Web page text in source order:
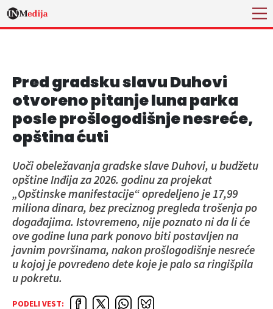
Pred gradsku slavu Duhovi
otvoreno pitanje luna parka
posle prošlogodišnje nesreće,
opština ćuti
Uoči obeležavanja gradske slave Duhovi, u budžetu
opštine Inđija za 2026. godinu za projekat
„Opštinske manifestacije“ opredeljeno je 17,99
miliona dinara, bez preciznog pregleda trošenja po
događajima. Istovremeno, nije poznato ni da li će
ove godine luna park ponovo biti postavljen na
javnim površinama, nakon prošlogodišnje nesreće
u kojoj je povređeno dete koje je palo sa ringišpila
u pokretu.
PODELI VEST: